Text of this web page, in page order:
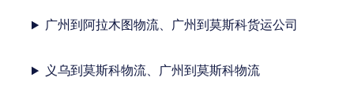
广州到阿拉木图物流、广州到莫斯科货运公司
义乌到莫斯科物流、广州到莫斯科物流